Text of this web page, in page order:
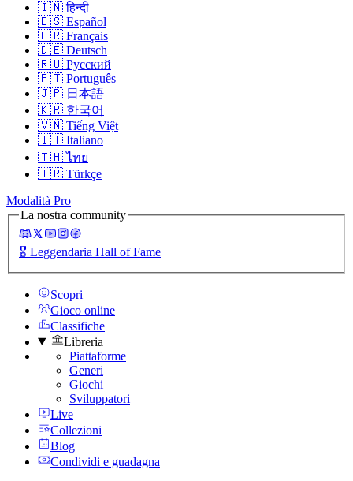
🇮🇳 हिन्दी
🇪🇸 Español
🇫🇷 Français
🇩🇪 Deutsch
🇷🇺 Русский
🇵🇹 Português
🇯🇵 日本語
🇰🇷 한국어
🇻🇳 Tiếng Việt
🇮🇹 Italiano
🇹🇭 ไทย
🇹🇷 Türkçe
Modalità Pro
La nostra community
🎖️ Leggendaria Hall of Fame
Scopri
Gioco online
Classifiche
Libreria
Piattaforme
Generi
Giochi
Sviluppatori
Live
Collezioni
Blog
Condividi e guadagna